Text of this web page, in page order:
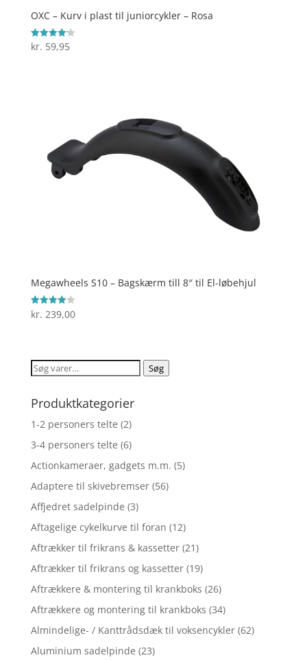
OXC – Kurv i plast til juniorcykler – Rosa
Vurderet
4.2
kr. 59,95
Megawheels S10 – Bagskærm till 8″ til El-løbehjul
Vurderet
4
kr. 239,00
Søg
Søg
Produktkategorier
1-2 personers telte (2)
3-4 personers telte (6)
Actionkameraer, gadgets m.m. (5)
Adaptere til skivebremser (56)
Affjedret sadelpinde (3)
Aftagelige cykelkurve til foran (12)
Aftrækker til frikrans & kassetter (21)
Aftrækker til frikrans og kassetter (19)
Aftrækkere & montering til krankboks (26)
Aftrækkere og montering til krankboks (34)
Almindelige- / Kanttrådsdæk til voksencykler (62)
Aluminium sadelpinde (23)